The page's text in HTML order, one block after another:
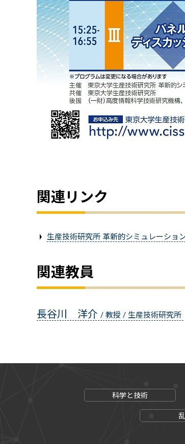
関連リンク
生産技術研究所 革新的シミュレーショ
関連教員
長谷川 洋介 / 教授 / 生産技術研究所
科学と技術